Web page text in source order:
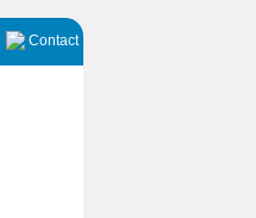
Contact